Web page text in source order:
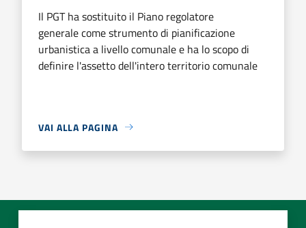
Il PGT ha sostituito il Piano regolatore
generale come strumento di pianificazione
urbanistica a livello comunale e ha lo scopo di
definire l'assetto dell'intero territorio comunale
VAI ALLA PAGINA